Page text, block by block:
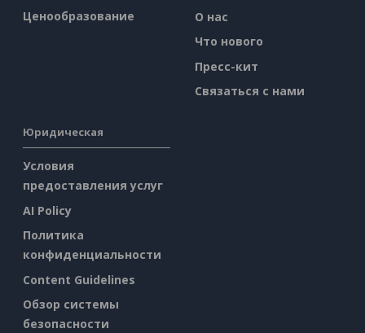
Ценообразование
О нас
Что нового
Пресс-кит
Связаться с нами
Юридическая
Условия
предоставления услуг
AI Policy
Политика
конфиденциальности
Content Guidelines
Обзор системы
безопасности